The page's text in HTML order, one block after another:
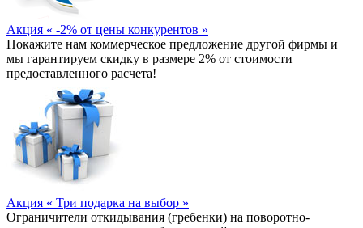
Акция « -2% от цены конкурентов »
Покажите нам коммерческое предложение другой фирмы и
мы гарантируем скидку в размере 2% от стоимости
предоставленного расчета!
Акция « Три подарка на выбор »
Ограничители откидывания (гребенки) на поворотно-